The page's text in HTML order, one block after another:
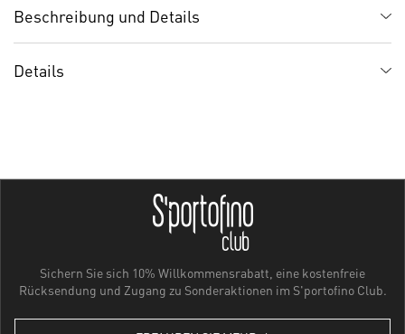
Beschreibung und Details
Details
Sichern Sie sich 10% Willkommensrabatt, eine kostenfreie
Rücksendung und Zugang zu Sonderaktionen im S'portofino Club.